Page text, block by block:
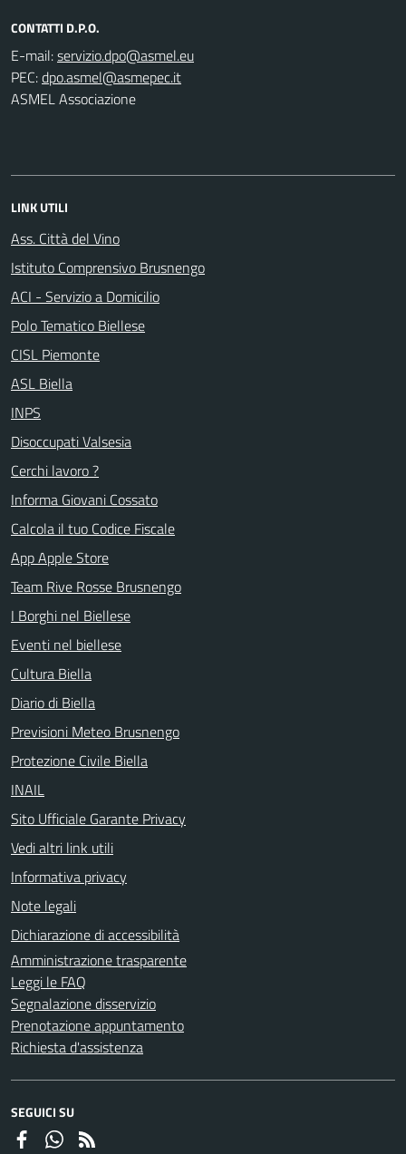
CONTATTI D.P.O.
E-mail:
PEC:
ASMEL Associazione
LINK UTILI
Ass. Città del Vino
Istituto Comprensivo Brusnengo
ACI - Servizio a Domicilio
Polo Tematico Biellese
CISL Piemonte
ASL Biella
INPS
Disoccupati Valsesia
Cerchi lavoro ?
Informa Giovani Cossato
Calcola il tuo Codice Fiscale
App Apple Store
Team Rive Rosse Brusnengo
I Borghi nel Biellese
Eventi nel biellese
Cultura Biella
Diario di Biella
Previsioni Meteo Brusnengo
Protezione Civile Biella
INAIL
Sito Ufficiale Garante Privacy
Vedi altri link utili
Informativa privacy
Note legali
Dichiarazione di accessibilità
Amministrazione trasparente
Leggi le FAQ
Segnalazione disservizio
Prenotazione appuntamento
Richiesta d'assistenza
SEGUICI SU